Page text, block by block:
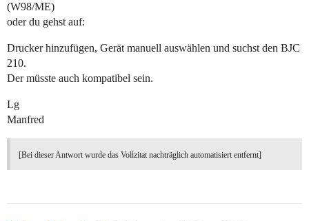
(W98/ME)
oder du gehst auf:
Drucker hinzufügen, Gerät manuell auswählen und suchst den BJC
210.
Der müsste auch kompatibel sein.
Lg
Manfred
[Bei dieser Antwort wurde das Vollzitat nachträglich automatisiert entfernt]